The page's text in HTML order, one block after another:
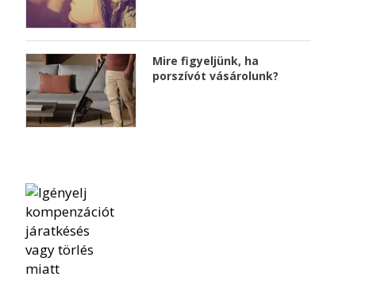
Mire figyeljünk, ha
porszívót vásárolunk?